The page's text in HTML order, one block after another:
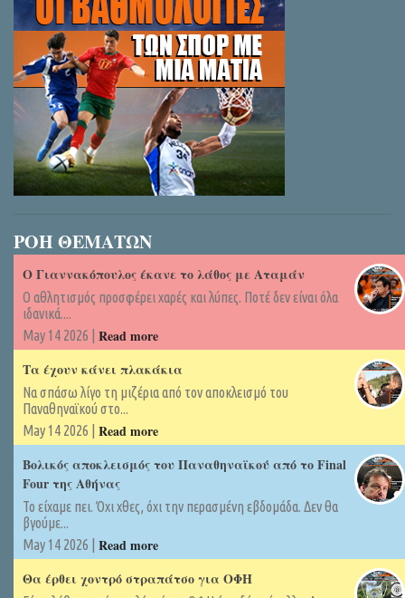
ΡΟΗ ΘΕΜΑΤΩΝ
Ο Γιαννακόπουλος έκανε το λάθος με Αταμάν
Ο αθλητισμός προσφέρει χαρές και λύπες. Ποτέ δεν είναι όλα
ιδανικά....
May 14 2026 | Read more
Τα έχουν κάνει πλακάκια
Να σπάσω λίγο τη μιζέρια από τον αποκλεισμό του
Παναθηναϊκού στο...
May 14 2026 | Read more
Βολικός αποκλεισμός του Παναθηναϊκού από το Final
Four της Αθήνας
Το είχαμε πει. Όχι χθες, όχι την περασμένη εβδομάδα. Δεν θα
βγούμε...
May 14 2026 | Read more
Θα έρθει χοντρό στραπάτσο για ΟΦΗ